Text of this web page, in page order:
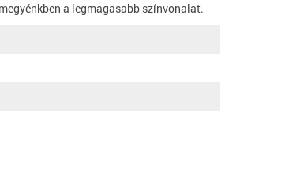
a legmagasabb színvonalat.